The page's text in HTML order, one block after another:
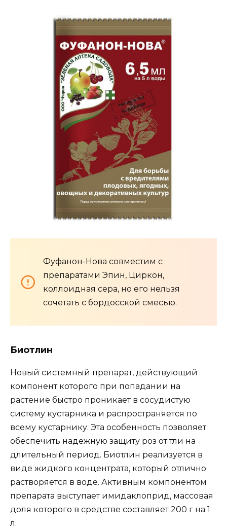
Фуфанон-Нова совместим с
препаратами Эпин, Циркон,
коллоидная сера, но его нельзя
сочетать с бордосской смесью.
Биотлин
Новый системный препарат, действующий
компонент которого при попадании на
растение быстро проникает в сосудистую
систему кустарника и распространяется по
всему кустарнику. Эта особенность позволяет
обеспечить надежную защиту роз от тли на
длительный период. Биотлин реализуется в
виде жидкого концентрата, который отлично
растворяется в воде. Активным компонентом
препарата выступает имидаклоприд, массовая
доля которого в средстве составляет 200 г на 1
л.